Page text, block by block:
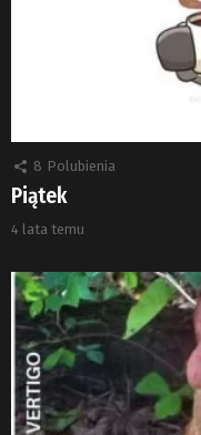
8 Polubienia
Piątek
4 lata temu